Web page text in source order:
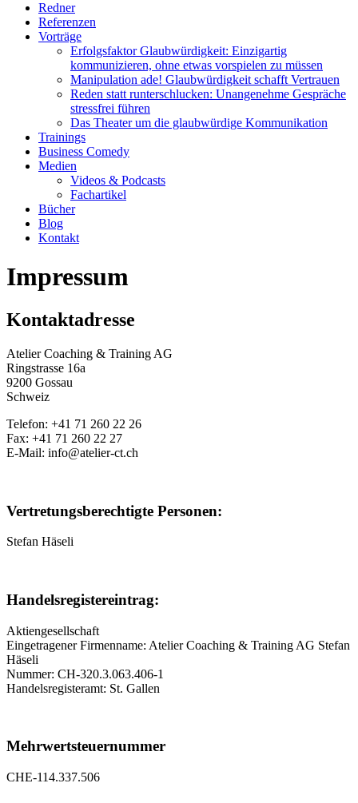
Redner
Referenzen
Vorträge
Erfolgsfaktor Glaubwürdigkeit: Einzigartig
kommunizieren, ohne etwas vorspielen zu müssen
Manipulation ade! Glaubwürdigkeit schafft Vertrauen
Reden statt runterschlucken: Unangenehme Gespräche
stressfrei führen
Das Theater um die glaubwürdige Kommunikation
Trainings
Business Comedy
Medien
Videos & Podcasts
Fachartikel
Bücher
Blog
Kontakt
Impressum
Kontaktadresse
Atelier Coaching & Training AG
Ringstrasse 16a
9200 Gossau
Schweiz
Telefon: +41 71 260 22 26
Fax: +41 71 260 22 27
E-Mail: info@atelier-ct.ch
Vertretungsberechtigte Personen:
Stefan Häseli
Handelsregistereintrag:
Aktiengesellschaft
Eingetragener Firmenname: Atelier Coaching & Training AG Stefan
Häseli
Nummer: CH-320.3.063.406-1
Handelsregisteramt: St. Gallen
Mehrwertsteuernummer
CHE-114.337.506